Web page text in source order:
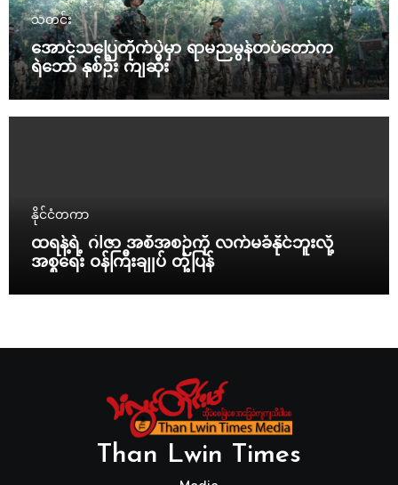
သတင်း
အောင်သပြေတိုက်ပွဲမှာ ရာမညမွန်တပ်တော်က
ရဲဘော် နှစ်ဦး ကျဆုံး
နိုင်ငံတကာ
ထရန့်ရဲ့ ဂါဇာ အစီအစဉ်ကို လက်မခံနိုင်ဘူးလို့
အစ္စရေး ဝန်ကြီးချုပ် တုံ့ပြန်
Than Lwin Times